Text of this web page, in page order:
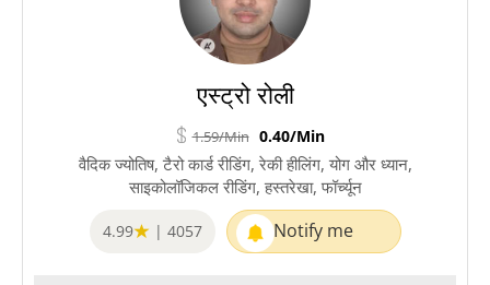
एस्ट्रो रोली
1.59/Min 0.40/Min
वैदिक ज्योतिष, टैरो कार्ड रीडिंग, रेकी हीलिंग, योग और ध्यान,
साइकोलॉजिकल रीडिंग, हस्तरेखा, फॉर्च्यून
4.99 | 4057 Notify me